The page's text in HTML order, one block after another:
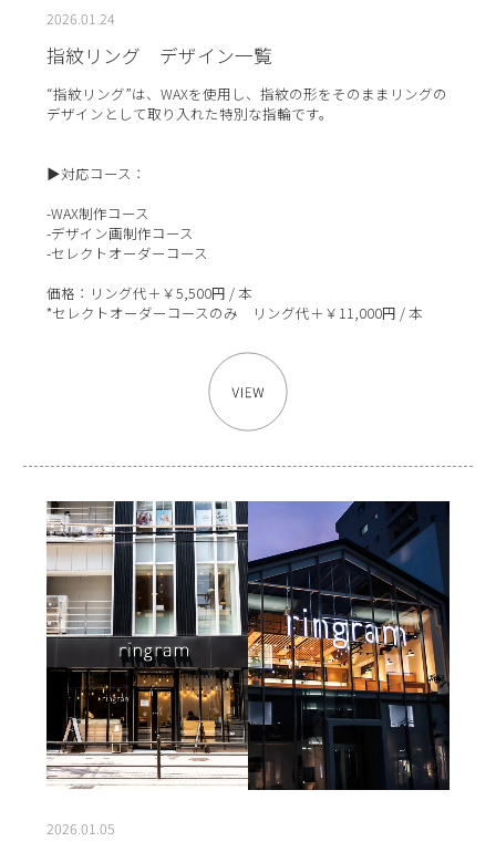
2026.01.24
指紋リング デザイン一覧
“指紋リング”は、WAXを使用し、指紋の形をそのままリングの
デザインとして取り入れた特別な指輪です。
▶対応コース：
-WAX制作コース
-デザイン画制作コース
-セレクトオーダーコース
価格：リング代＋￥5,500円 / 本
*セレクトオーダーコースのみ リング代＋￥11,000円 / 本
2026.01.05